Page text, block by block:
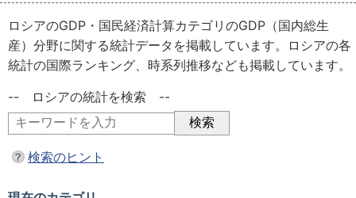
ロシアのGDP・国民経済計算カテゴリのGDP（国内総生
産）分野に関する統計データを掲載しています。ロシアの各
統計の国際ランキング、時系列推移なども掲載しています。
-- ロシアの統計を検索 --
検索のヒント